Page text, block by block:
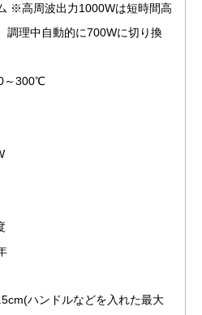
※高周波出力1000Wは短時間高
調理中自動的に700Wに切り換
～300℃
ハンドルなどを入れた最大